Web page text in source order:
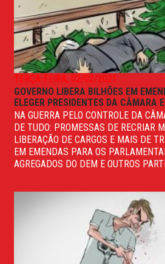
TERÇA-FEIRA, 02/02/2021
GOVERNO LIBERA BILHÕES EM
ELEGER PRESIDENTES DA CÂMARA
NA GUERRA PELO CONTROLE DA
DE TUDO: PROMESSAS DE RECRIAR
LIBERAÇÃO DE CARGOS E MAIS DE
EM EMENDAS PARA OS
AGREGADOS DO DEM E OUTROS